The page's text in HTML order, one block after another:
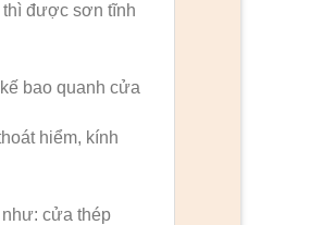
thì được sơn tĩnh
bao quanh cửa
hiểm, kính
cửa thép